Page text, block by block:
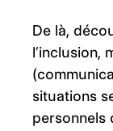
De là,
l’inclusion,
situations
personnels